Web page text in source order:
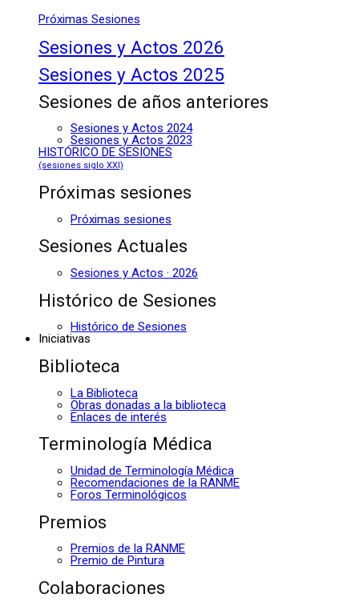
Próximas Sesiones
Sesiones y Actos 2026
Sesiones y Actos 2025
Sesiones de años anteriores
Sesiones y Actos 2024
Sesiones y Actos 2023
HISTÓRICO DE SESIONES
(sesiones siglo XXI)
Próximas sesiones
Próximas sesiones
Sesiones Actuales
Sesiones y Actos · 2026
Histórico de Sesiones
Histórico de Sesiones
Iniciativas
Biblioteca
La Biblioteca
Obras donadas a la biblioteca
Enlaces de interés
Terminología Médica
Unidad de Terminología Médica
Recomendaciones de la RANME
Foros Terminológicos
Premios
Premios de la RANME
Premio de Pintura
Colaboraciones